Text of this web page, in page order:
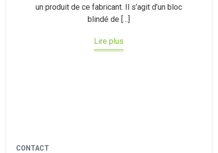
un produit de ce fabricant. Il s’agit d’un bloc
blindé de […]
Lire plus
CONTACT